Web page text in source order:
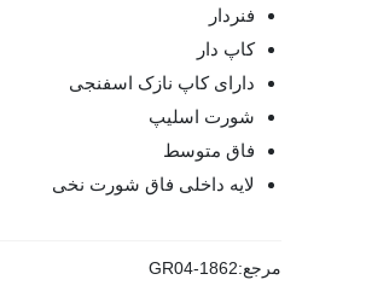
فنردار
کاپ دار
دارای کاپ نازک اسفنجی
شورت اسلیپ
فاق متوسط
لایه داخلی فاق شورت نخی
مرجع:GR04-1862